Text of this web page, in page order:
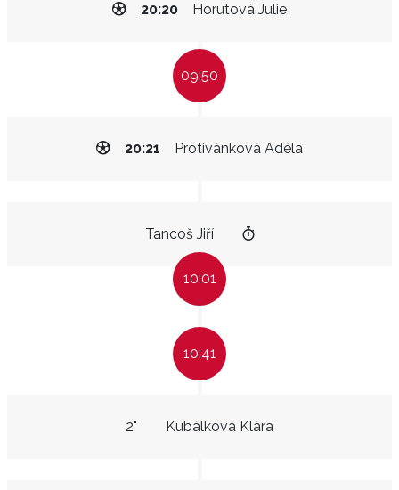
Horutová Julie
20:20
09:50
Protivánková Adéla
20:21
Tancoš Jiří
10:01
10:41
Kubálková Klára
2"